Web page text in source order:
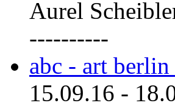
Aurel
----------
abc - art
15.09.16 -